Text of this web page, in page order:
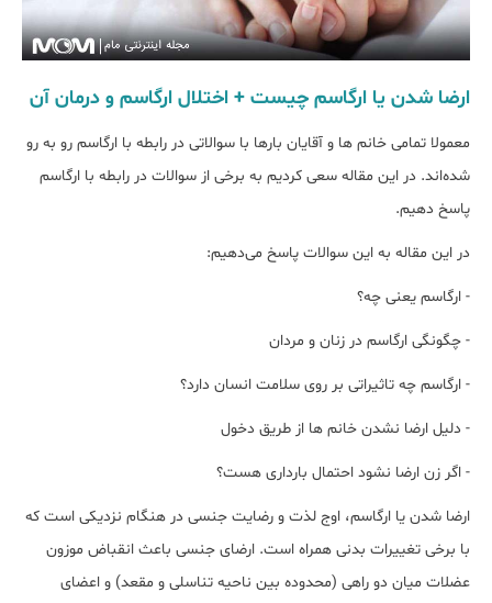
ارضا شدن یا ارگاسم چیست + اختلال ارگاسم و درمان آن
معمولا تمامی خانم ها و آقایان بارها با سوالاتی در رابطه با ارگاسم رو به رو
شده‌اند. در این مقاله سعی کردیم به برخی از سوالات در رابطه با ارگاسم
پاسخ دهیم.
در این مقاله به این سوالات پاسخ می‌دهیم:
- ارگاسم یعنی چه؟
- چگونگی ارگاسم در زنان و مردان
- ارگاسم چه تاثیراتی بر روی سلامت انسان دارد؟
- دلیل ارضا نشدن خانم ها از طریق دخول
- اگر زن ارضا نشود احتمال بارداری هست؟
ارضا شدن یا ارگاسم، اوج لذت و رضایت جنسی در هنگام نزدیکی است که
با برخی تغییرات بدنی همراه است. ارضای جنسی باعث انقباض موزون
عضلات میان دو راهی (محدوده بین ناحیه تناسلی و مقعد) و اعضای